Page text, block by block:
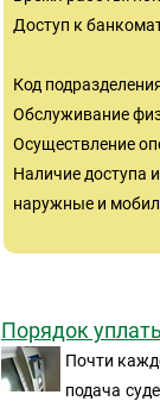
Доступ к
Код
Обслуживание
Осуществление
Наличие доступа
наружные и
Порядок
Почти
подача